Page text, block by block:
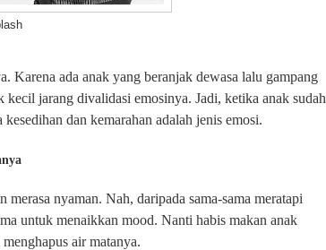
Karena ada anak yang beranjak dewasa lalu gampang
kecil jarang divalidasi emosinya. Jadi, ketika anak sudah
dan kemarahan adalah jenis emosi.
nyaman. Nah, daripada sama-sama meratapi
untuk menaikkan mood. Nanti habis makan anak
air matanya.